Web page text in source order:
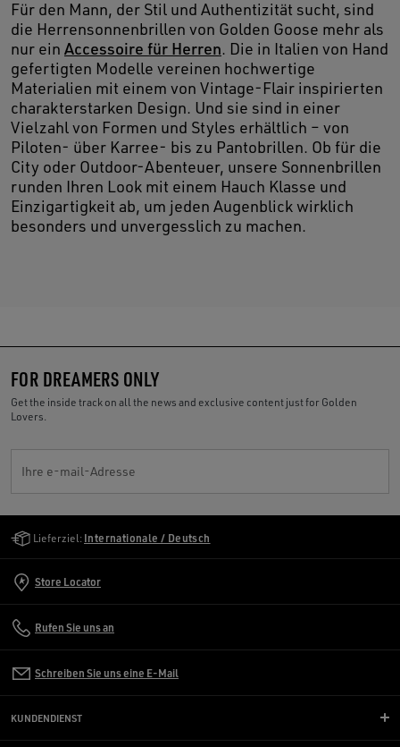
Für den Mann, der Stil und Authentizität sucht, sind
die Herrensonnenbrillen von Golden Goose mehr als
nur ein Accessoire für Herren. Die in Italien von Hand
gefertigten Modelle vereinen hochwertige
Materialien mit einem von Vintage-Flair inspirierten
charakterstarken Design. Und sie sind in einer
Vielzahl von Formen und Styles erhältlich – von
Piloten- über Karree- bis zu Pantobrillen. Ob für die
City oder Outdoor-Abenteuer, unsere Sonnenbrillen
runden Ihren Look mit einem Hauch Klasse und
Einzigartigkeit ab, um jeden Augenblick wirklich
besonders und unvergesslich zu machen.
FOR DREAMERS ONLY
Get the inside track on all the news and exclusive content just for Golden
Lovers.
Ihre e-mail-Adresse
Lieferziel: Internationale / Deutsch
Store Locator
Rufen Sie uns an
Schreiben Sie uns eine E-Mail
KUNDENDIENST